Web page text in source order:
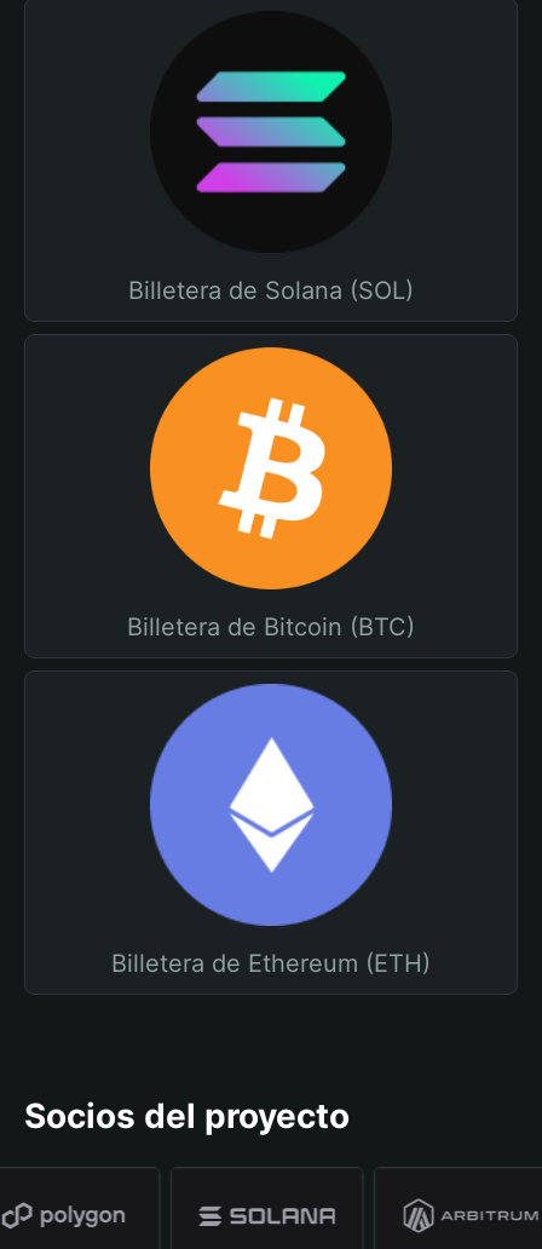
Billetera de Solana (SOL)
Billetera de Bitcoin (BTC)
Billetera de Ethereum (ETH)
Socios del proyecto